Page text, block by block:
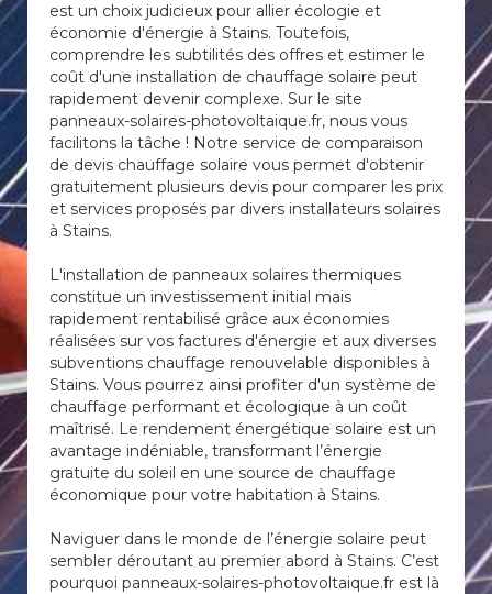
est un choix judicieux pour allier écologie et
économie d'énergie à Stains. Toutefois,
comprendre les subtilités des offres et estimer le
coût d'une installation de chauffage solaire peut
rapidement devenir complexe. Sur le site
panneaux-solaires-photovoltaique.fr, nous vous
facilitons la tâche ! Notre service de comparaison
de devis chauffage solaire vous permet d'obtenir
gratuitement plusieurs devis pour comparer les prix
et services proposés par divers installateurs solaires
à Stains.
L'installation de panneaux solaires thermiques
constitue un investissement initial mais
rapidement rentabilisé grâce aux économies
réalisées sur vos factures d'énergie et aux diverses
subventions chauffage renouvelable disponibles à
Stains. Vous pourrez ainsi profiter d'un système de
chauffage performant et écologique à un coût
maîtrisé. Le rendement énergétique solaire est un
avantage indéniable, transformant l’énergie
gratuite du soleil en une source de chauffage
économique pour votre habitation à Stains.
Naviguer dans le monde de l’énergie solaire peut
sembler déroutant au premier abord à Stains. C’est
pourquoi panneaux-solaires-photovoltaique.fr est là